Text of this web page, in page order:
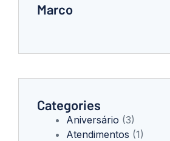
Marco
Categories
Aniversário (3)
Atendimentos (1)